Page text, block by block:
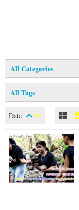
All Categories
All Tags
Date